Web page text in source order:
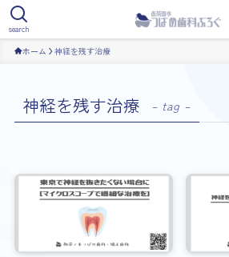
search
ホーム 神経を残す治療
神経を残す治療 – tag –